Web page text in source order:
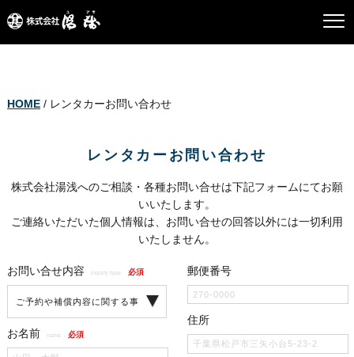
HOME/ レンタカーお問い合わせ
レンタカーお問い合わせ
株式会社湯浅へのご相談・各種お問い合せは下記フォームにてお願
いいたします。
ご連絡いただいた個人情報は、お問い合せの回答以外には一切利用
いたしません。
お問い合せ内容 inquiry type 必須
お名前 name 必須
郵便番号
住所